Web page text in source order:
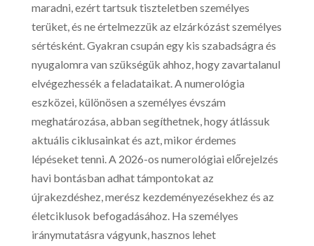
maradni, ezért tartsuk tiszteletben személyes
terüket, és ne értelmezzük az elzárkózást személyes
sértésként. Gyakran csupán egy kis szabadságra és
nyugalomra van szükségük ahhoz, hogy zavartalanul
elvégezhessék a feladataikat. A numerológia
eszközei, különösen a személyes évszám
meghatározása, abban segíthetnek, hogy átlássuk
aktuális ciklusainkat és azt, mikor érdemes
lépéseket tenni. A 2026-os numerológiai előrejelzés
havi bontásban adhat támpontokat az
újrakezdéshez, merész kezdeményezésekhez és az
életciklusok befogadásához. Ha személyes
iránymutatásra vágyunk, hasznos lehet